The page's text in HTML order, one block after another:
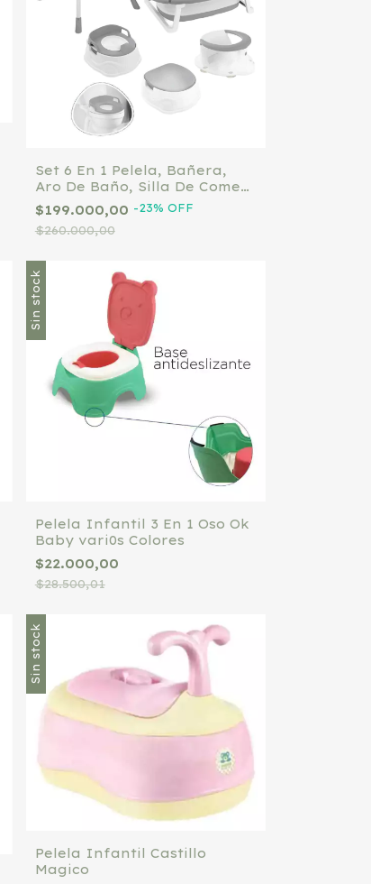
Set 6 En 1 Pelela, Bañera,
Aro De Baño, Silla De Comer
Bebe
$199.000,00 -23% OFF
$260.000,00
Sin stock
Pelela Infantil 3 En 1 Oso Ok
Baby vari0s Colores
$22.000,00
$28.500,01
Sin stock
Pelela Infantil Castillo
Magico